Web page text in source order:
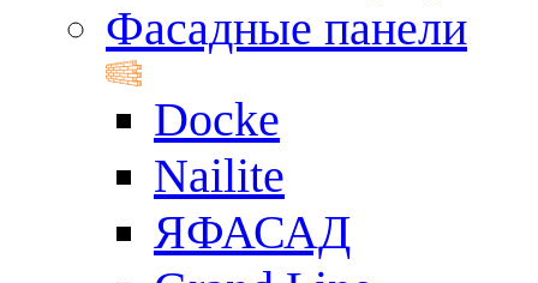
Фасадные панели
Docke
Nailite
ЯФАСАД